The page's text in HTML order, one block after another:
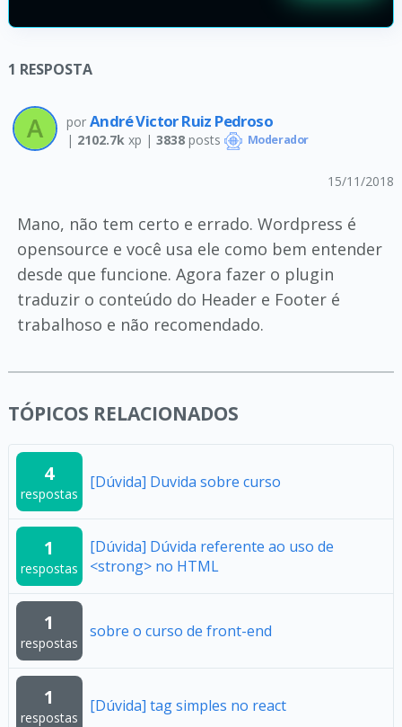
1 RESPOSTA
por André Victor Ruiz Pedroso
| 2102.7k xp | 3838posts Moderador
15/11/2018
Mano, não tem certo e errado. Wordpress é
opensource e você usa ele como bem entender
desde que funcione. Agora fazer o plugin
traduzir o conteúdo do Header e Footer é
trabalhoso e não recomendado.
TÓPICOS RELACIONADOS
4
respostas
[Dúvida] Duvida sobre curso
1
respostas
[Dúvida] Dúvida referente ao uso de
<strong> no HTML
1
respostas
sobre o curso de front-end
1
respostas
[Dúvida] tag simples no react